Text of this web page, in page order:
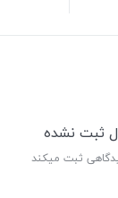
ثبت نشده
ثبت میکند